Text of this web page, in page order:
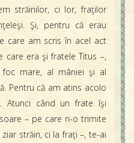
străinilor, ci lor, fraţilor
Şi, pentru că erau
care am scris în acel act
era şi fratele Titus –,
mare, al mâniei şi al
Pentru că am atins acolo
Atunci când un frate îşi
– pe care n-o trimite
străin, ci la fraţi –, te-ai